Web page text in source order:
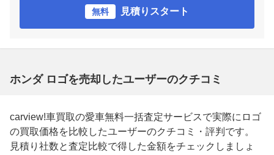
無料 見積りスタート
ホンダ ロゴを売却したユーザーのクチコミ
carview!車買取の愛車無料一括査定サービスで実際にロゴ
の買取価格を比較したユーザーのクチコミ・評判です。
見積り社数と査定比較で得した金額をチェックしましょ